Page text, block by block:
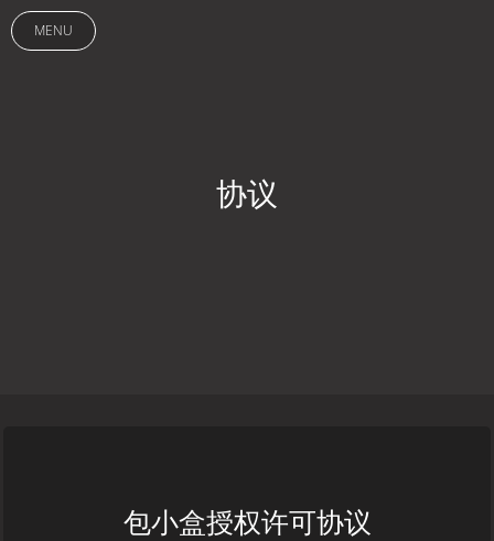
MENU
协议
包小盒授权许可协议